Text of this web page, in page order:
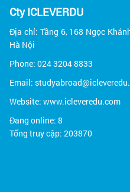
Cty ICLEVERDU
Địa chỉ: Tầng 6, 168 Ngọc
Hà Nội
Phone: 024 3204 8833
Email:
Website: www.icleveredu.com
Đang online: 8
Tổng truy cập: 203870